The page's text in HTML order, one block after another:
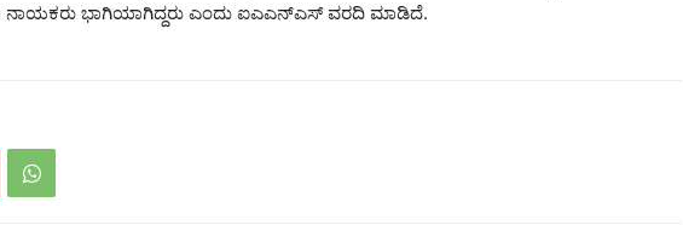
ನಾಯಕರು ಭಾಗಿಯಾಗಿದ್ದರು ಎಂದು ಐಎಎನ್‌ಎಸ್ ವರದಿ ಮಾಡಿದೆ.